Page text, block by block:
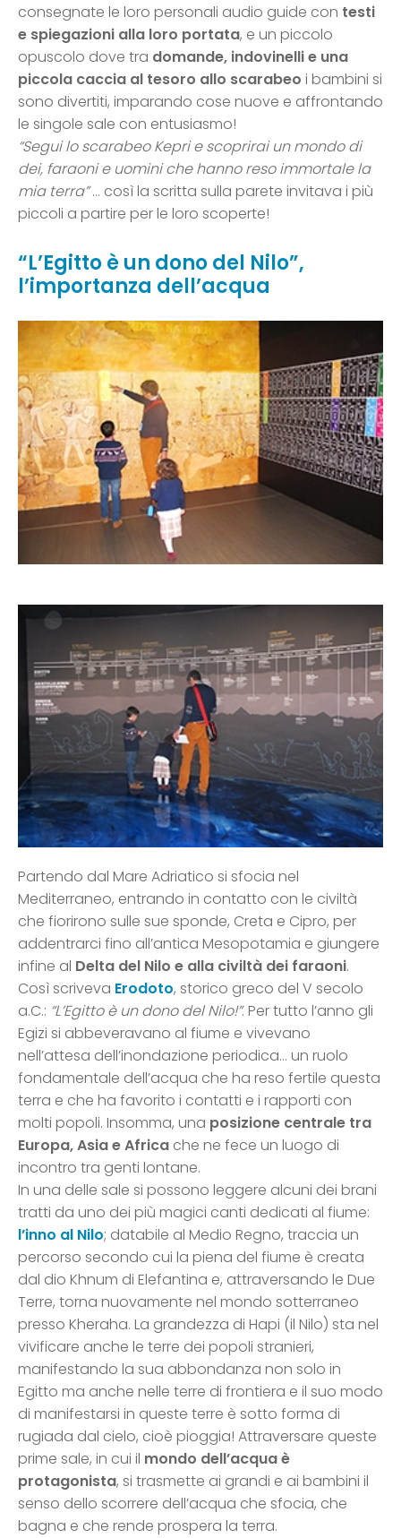
consegnate le loro personali audio guide con testi
e spiegazioni alla loro portata, e un piccolo
opuscolo dove tra domande, indovinelli e una
piccola caccia al tesoro allo scarabeo i bambini si
sono divertiti, imparando cose nuove e affrontando
le singole sale con entusiasmo!
“Segui lo scarabeo Kepri e scoprirai un mondo di
dei, faraoni e uomini che hanno reso immortale la
mia terra”… così la scritta sulla parete invitava i più
piccoli a partire per le loro scoperte!
“L’Egitto è un dono del Nilo”,
l’importanza dell’acqua
Partendo dal Mare Adriatico si sfocia nel
Mediterraneo, entrando in contatto con le civiltà
che fiorirono sulle sue sponde, Creta e Cipro, per
addentrarci fino all’antica Mesopotamia e giungere
infine al Delta del Nilo e alla civiltà dei faraoni.
Così scriveva Erodoto, storico greco del V secolo
a.C.: “L’Egitto è un dono del Nilo!”. Per tutto l’anno gli
Egizi si abbeveravano al fiume e vivevano
nell’attesa dell’inondazione periodica… un ruolo
fondamentale dell’acqua che ha reso fertile questa
terra e che ha favorito i contatti e i rapporti con
molti popoli. Insomma, una posizione centrale tra
Europa, Asia e Africa che ne fece un luogo di
incontro tra genti lontane.
In una delle sale si possono leggere alcuni dei brani
tratti da uno dei più magici canti dedicati al fiume:
l’inno al Nilo; databile al Medio Regno, traccia un
percorso secondo cui la piena del fiume è creata
dal dio Khnum di Elefantina e, attraversando le Due
Terre, torna nuovamente nel mondo sotterraneo
presso Kheraha. La grandezza di Hapi (il Nilo) sta nel
vivificare anche le terre dei popoli stranieri,
manifestando la sua abbondanza non solo in
Egitto ma anche nelle terre di frontiera e il suo modo
di manifestarsi in queste terre è sotto forma di
rugiada dal cielo, cioè pioggia! Attraversare queste
prime sale, in cui il mondo dell’acqua è
protagonista, si trasmette ai grandi e ai bambini il
senso dello scorrere dell’acqua che sfocia, che
bagna e che rende prospera la terra.